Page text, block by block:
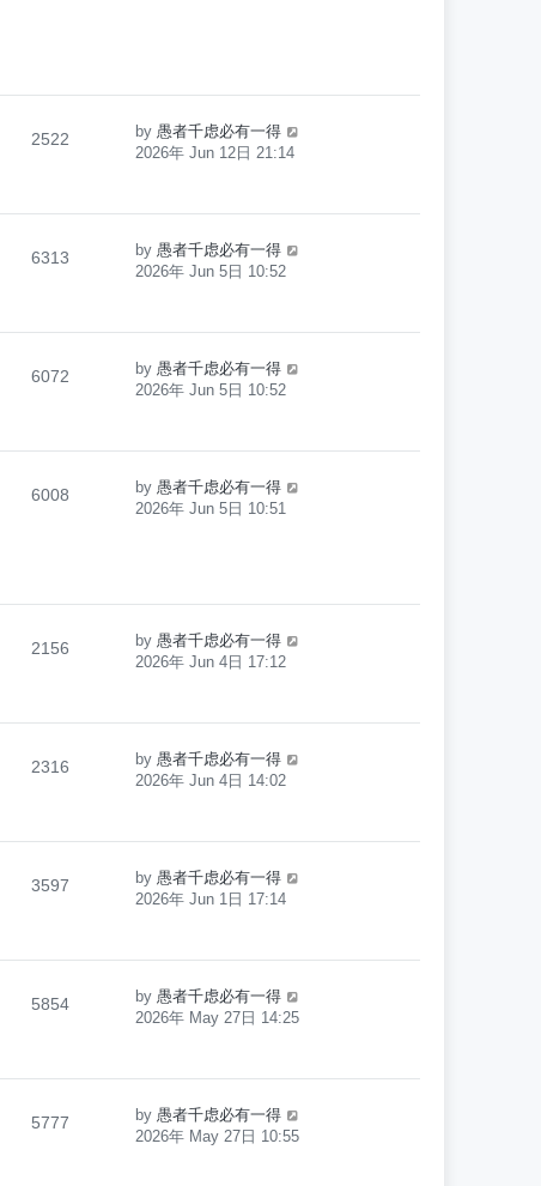
2522 by 愚者千虑必有一得
2026年 Jun 12日 21:14
6313 by 愚者千虑必有一得
2026年 Jun 5日 10:52
6072 by 愚者千虑必有一得
2026年 Jun 5日 10:52
6008 by 愚者千虑必有一得
2026年 Jun 5日 10:51
2156 by 愚者千虑必有一得
2026年 Jun 4日 17:12
2316 by 愚者千虑必有一得
2026年 Jun 4日 14:02
3597 by 愚者千虑必有一得
2026年 Jun 1日 17:14
5854 by 愚者千虑必有一得
2026年 May 27日 14:25
5777 by 愚者千虑必有一得
2026年 May 27日 10:55